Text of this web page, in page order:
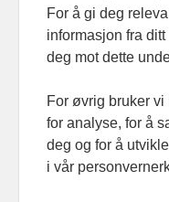
For å gi deg
informasjon fra
deg mot dette
For øvrig bruker
for analyse, for å
deg og for å
i vår